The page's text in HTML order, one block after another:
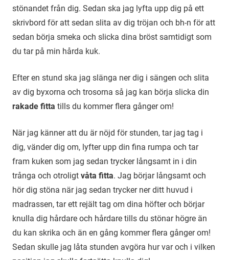
stönandet från dig. Sedan ska jag lyfta upp dig på ett
skrivbord för att sedan slita av dig tröjan och bh-n för att
sedan börja smeka och slicka dina bröst samtidigt som
du tar på min hårda kuk.
Efter en stund ska jag slänga ner dig i sängen och slita
av dig byxorna och trosorna så jag kan börja slicka din
rakade fitta tills du kommer flera gånger om!
När jag känner att du är nöjd för stunden, tar jag tag i
dig, vänder dig om, lyfter upp din fina rumpa och tar
fram kuken som jag sedan trycker långsamt in i din
trånga och otroligt våta fitta. Jag börjar långsamt och
hör dig stöna när jag sedan trycker ner ditt huvud i
madrassen, tar ett rejält tag om dina höfter och börjar
knulla dig hårdare och hårdare tills du stönar högre än
du kan skrika och än en gång kommer flera gånger om!
Sedan skulle jag låta stunden avgöra hur var och i vilken